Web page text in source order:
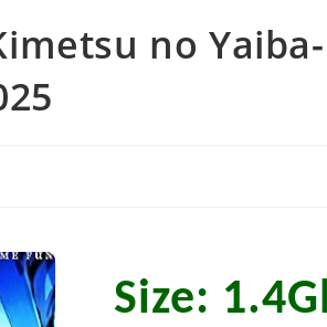
no
Size: